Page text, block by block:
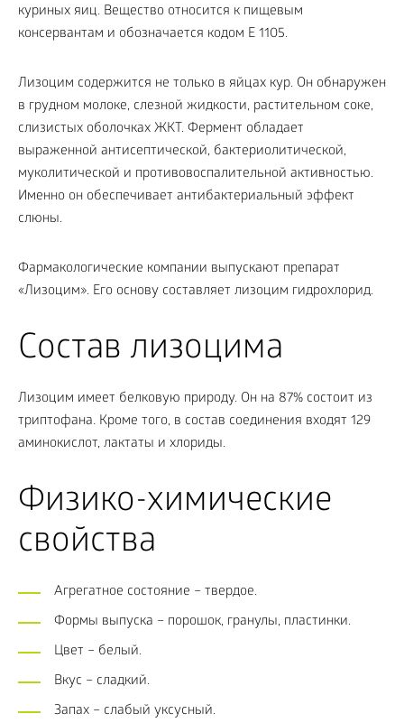
куриных яиц. Вещество относится к пищевым
консервантам и обозначается кодом E 1105.
Лизоцим содержится не только в яйцах кур. Он обнаружен
в грудном молоке, слезной жидкости, растительном соке,
слизистых оболочках ЖКТ. Фермент обладает
выраженной антисептической, бактериолитической,
муколитической и противовоспалительной активностью.
Именно он обеспечивает антибактериальный эффект
слюны.
Фармакологические компании выпускают препарат
«Лизоцим». Его основу составляет лизоцим гидрохлорид.
Состав лизоцима
Лизоцим имеет белковую природу. Он на 87% состоит из
триптофана. Кроме того, в состав соединения входят 129
аминокислот, лактаты и хлориды.
Физико-химические
свойства
Агрегатное состояние – твердое.
Формы выпуска – порошок, гранулы, пластинки.
Цвет – белый.
Вкус – сладкий.
Запах – слабый уксусный.